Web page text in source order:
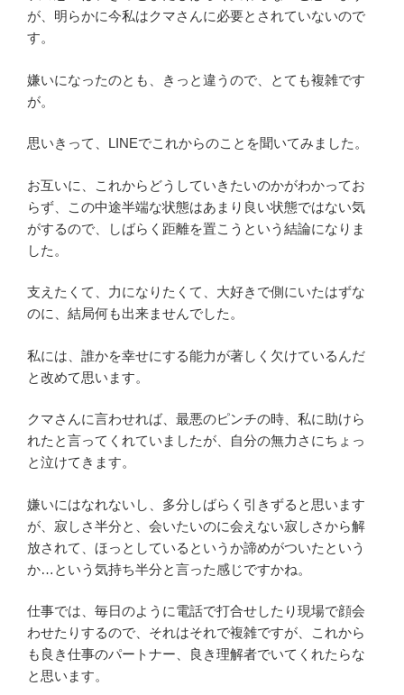
が、明らかに今私はクマさんに必要とされていないので
す。
嫌いになったのとも、きっと違うので、とても複雑です
が。
思いきって、LINEでこれからのことを聞いてみました。
お互いに、これからどうしていきたいのかがわかってお
らず、この中途半端な状態はあまり良い状態ではない気
がするので、しばらく距離を置こうという結論になりま
した。
支えたくて、力になりたくて、大好きで側にいたはずな
のに、結局何も出来ませんでした。
私には、誰かを幸せにする能力が著しく欠けているんだ
と改めて思います。
クマさんに言わせれば、最悪のピンチの時、私に助けら
れたと言ってくれていましたが、自分の無力さにちょっ
と泣けてきます。
嫌いにはなれないし、多分しばらく引きずると思います
が、寂しさ半分と、会いたいのに会えない寂しさから解
放されて、ほっとしているというか諦めがついたという
か…という気持ち半分と言った感じですかね。
仕事では、毎日のように電話で打合せしたり現場で顔会
わせたりするので、それはそれで複雑ですが、これから
も良き仕事のパートナー、良き理解者でいてくれたらな
と思います。